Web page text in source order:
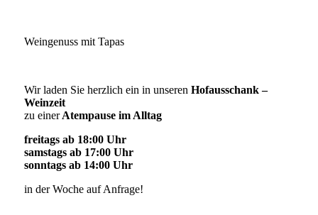
Weingenuss mit Tapas
Wir laden Sie herzlich ein in unseren Hofausschank –
Weinzeit
zu einerAtempause im Alltag
freitags ab 18:00 Uhr
samstags ab 17:00 Uhr
sonntags ab 14:00 Uhr
in der Woche auf Anfrage!